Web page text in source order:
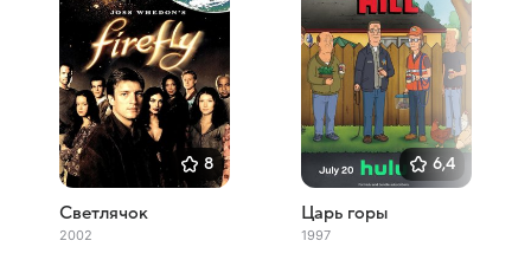
8
Светлячок
2002
6,4
Царь горы
1997